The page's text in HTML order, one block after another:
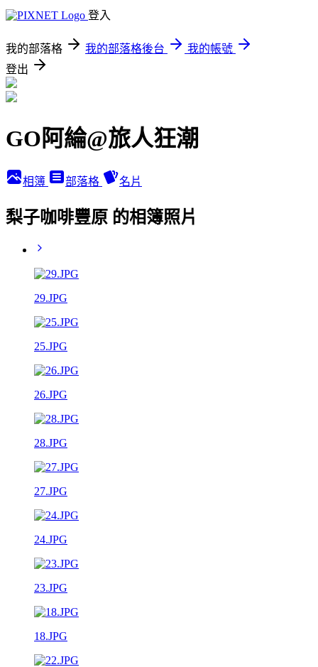
登入
我的部落格 我的部落格後台
我的帳號
登出
GO阿綸@旅人狂潮
相簿 部落格 名片
梨子咖啡豐原 的相簿照片
29.JPG
25.JPG
26.JPG
28.JPG
27.JPG
24.JPG
23.JPG
18.JPG